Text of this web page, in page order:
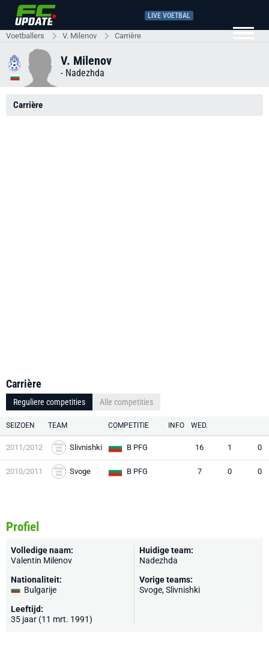
LIVE VOETBAL
Voetballers V. Milenov Carrière
V. Milenov
- Nadezhda
Carrière
Carrière
Reguliere competities Alle competities
SEIZOEN TEAM COMPETITIE INFO WED.
2011/2012 Slivnishki B PFG 16 1 0
2010/2011 Svoge B PFG 7 0 0
Profiel
Volledige naam:
Valentin Milenov
Nationaliteit:
Bulgarije
Leeftijd:
35 jaar (11 mrt. 1991)
Huidige team:
Nadezhda
Vorige teams:
Svoge, Slivnishki